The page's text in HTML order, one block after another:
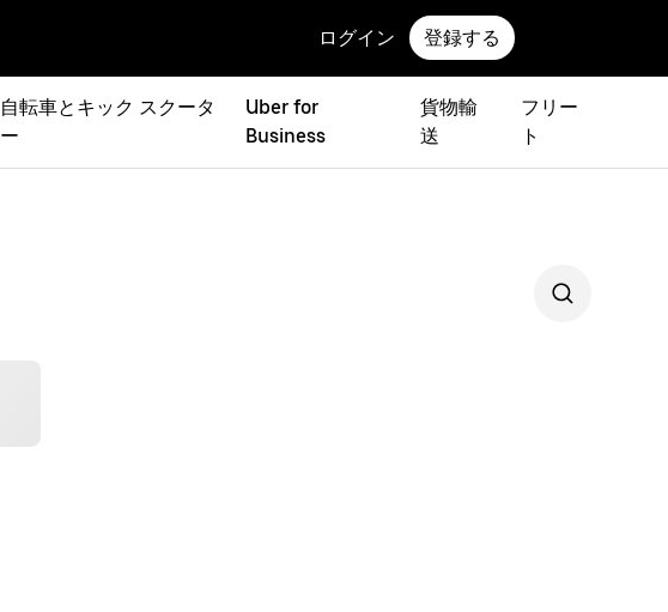
ログイン 登録する
自転車とキック スクータ
ー
Uber for
Business
貨物輸
送
フリー
ト